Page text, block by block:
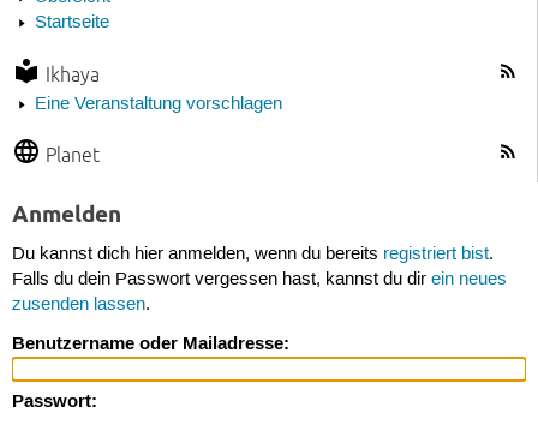
Startseite
Ikhaya
Eine Veranstaltung vorschlagen
Planet
Anmelden
Du kannst dich hier anmelden, wenn du bereits registriert bist.
Falls du dein Passwort vergessen hast, kannst du dir ein neues
zusenden lassen.
Benutzername oder Mailadresse:
Passwort: